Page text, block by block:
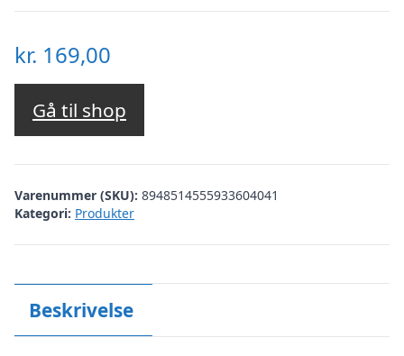
kr. 169,00
Gå til shop
Varenummer (SKU): 8948514555933604041
Kategori: Produkter
Beskrivelse